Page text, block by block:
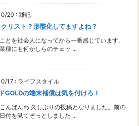
20 : 雑記
リスト？形骸化してますよね？
とを社会人になってから一番感じています。
種にも何かしらのチェッ ...
17 : ライフスタイル
GOLDの端末補償は気を付けろ！
んばんわ 久しぶりの投稿となりました。前の
付を見てぞっとしました ...